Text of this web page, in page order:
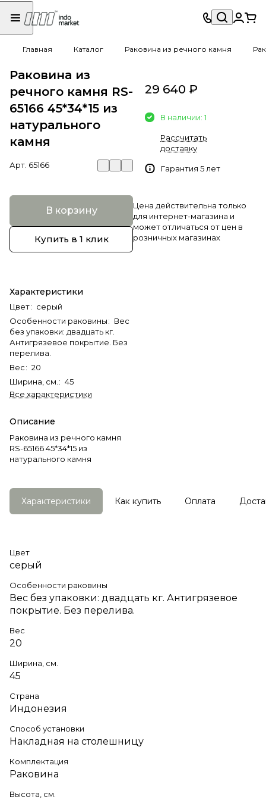
Главная Каталог Раковина из речного камня
Раковина из
речного камня RS-
65166 45*34*15 из
натурального
камня
Арт. 65166
В корзину
Купить в 1 клик
Характеристики
Цвет: серый
Особенности раковины: Вес
без упаковки: двадцать кг.
Антигрязевое покрытие. Без
перелива.
Вес: 20
Ширина, см. : 45
Все характеристики
Описание
Раковина из речного камня
RS-65166 45*34*15 из
натурального камня
29 640 ₽
В наличии: 1
Рассчитать
доставку
Гарантия 5 лет
Цена действительна только
для интернет-магазина и
может отличаться от цен в
розничных магазинах
Характеристики Как купить Оплата
Цвет
серый
Особенности раковины
Вес без упаковки: двадцать кг. Антигрязевое
покрытие. Без перелива.
Вес
20
Ширина, см.
45
Страна
Индонезия
Способ установки
Накладная на столешницу
Комплектация
Раковина
Высота, см.